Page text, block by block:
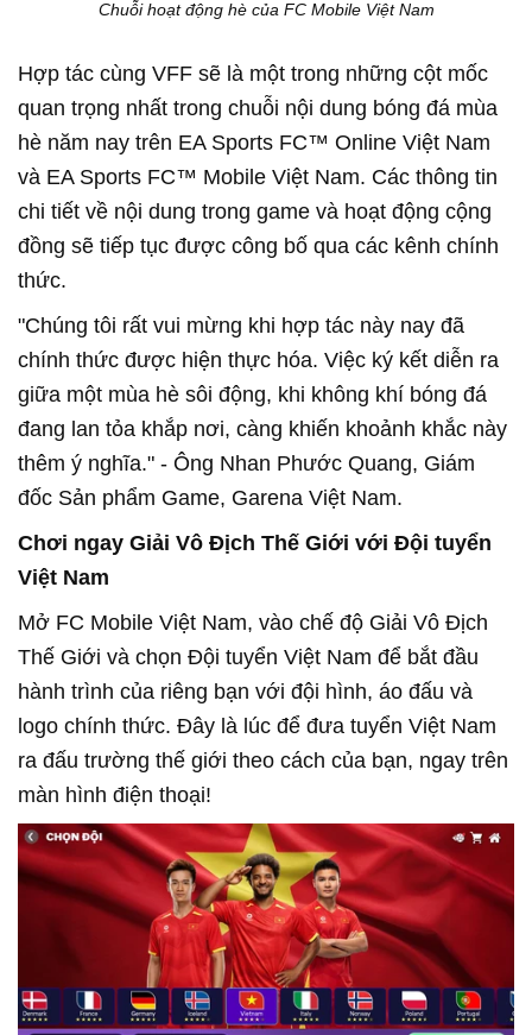
Chuỗi hoạt động hè của FC Mobile Việt Nam
Hợp tác cùng VFF sẽ là một trong những cột mốc
quan trọng nhất trong chuỗi nội dung bóng đá mùa
hè năm nay trên EA Sports FC™ Online Việt Nam
và EA Sports FC™ Mobile Việt Nam. Các thông tin
chi tiết về nội dung trong game và hoạt động cộng
đồng sẽ tiếp tục được công bố qua các kênh chính
thức.
"Chúng tôi rất vui mừng khi hợp tác này nay đã
chính thức được hiện thực hóa. Việc ký kết diễn ra
giữa một mùa hè sôi động, khi không khí bóng đá
đang lan tỏa khắp nơi, càng khiến khoảnh khắc này
thêm ý nghĩa." - Ông Nhan Phước Quang, Giám
đốc Sản phẩm Game, Garena Việt Nam.
Chơi ngay Giải Vô Địch Thế Giới với Đội tuyển
Việt Nam
Mở FC Mobile Việt Nam, vào chế độ Giải Vô Địch
Thế Giới và chọn Đội tuyển Việt Nam để bắt đầu
hành trình của riêng bạn với đội hình, áo đấu và
logo chính thức. Đây là lúc để đưa tuyển Việt Nam
ra đấu trường thế giới theo cách của bạn, ngay trên
màn hình điện thoại!